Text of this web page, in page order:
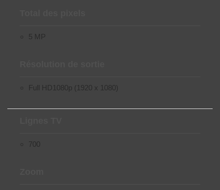
5 MP
Full HD1080p (1920 x 1080)
700